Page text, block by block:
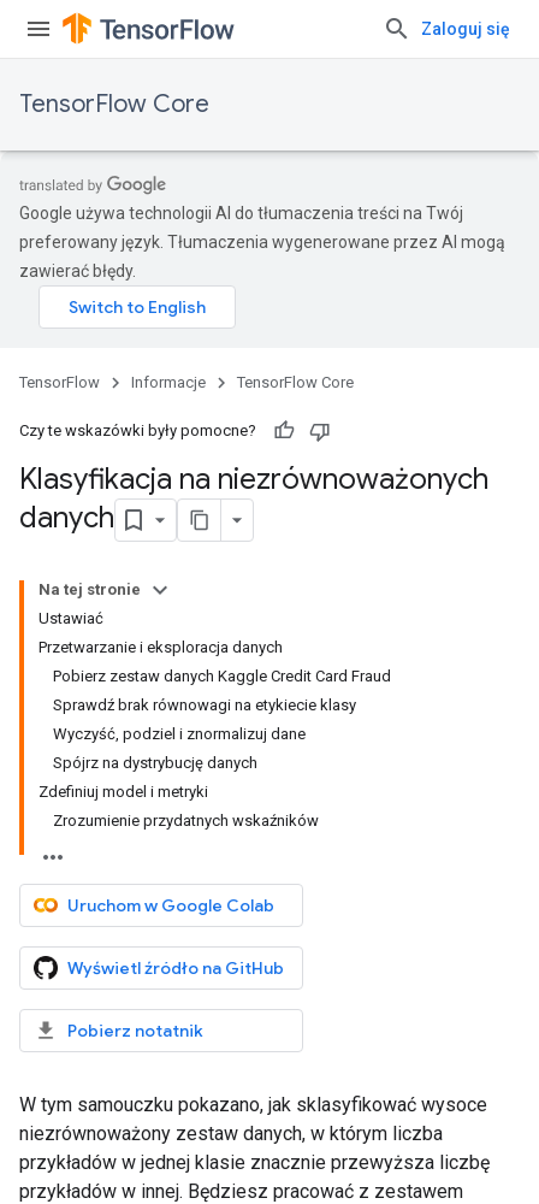
Zaloguj się
TensorFlow Core
Google używa technologii AI do tłumaczenia treści na Twój
preferowany język. Tłumaczenia wygenerowane przez AI mogą
zawierać błędy.
TensorFlow Informacje TensorFlow Core
Czy te wskazówki były pomocne?
Klasyfikacja na niezrównoważonych
danych
Na tej stronie
Ustawiać
Przetwarzanie i eksploracja danych
Pobierz zestaw danych Kaggle Credit Card Fraud
Sprawdź brak równowagi na etykiecie klasy
Wyczyść, podziel i znormalizuj dane
Spójrz na dystrybucję danych
Zdefiniuj model i metryki
Zrozumienie przydatnych wskaźników
Uruchom w Google Colab
Wyświetl źródło na GitHub
Pobierz notatnik
W tym samouczku pokazano, jak sklasyfikować wysoce
niezrównoważony zestaw danych, w którym liczba
przykładów w jednej klasie znacznie przewyższa liczbę
przykładów w innej. Będziesz pracować z zestawem